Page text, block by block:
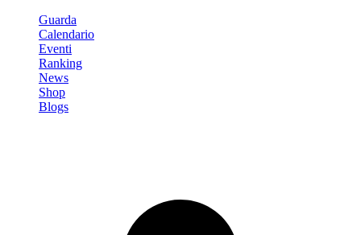
Guarda
Calendario
Eventi
Ranking
News
Shop
Blogs